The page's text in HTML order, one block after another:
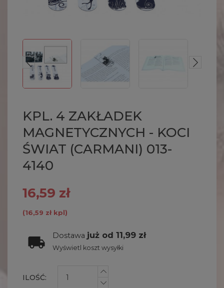
KPL. 4 ZAKŁADEK
MAGNETYCZNYCH - KOCI
ŚWIAT (CARMANI) 013-
4140
16,59 zł
(16,59 zł kpl)
Dostawa już od 11,99 zł
Wyświetl koszt wysyłki
ILOŚĆ: